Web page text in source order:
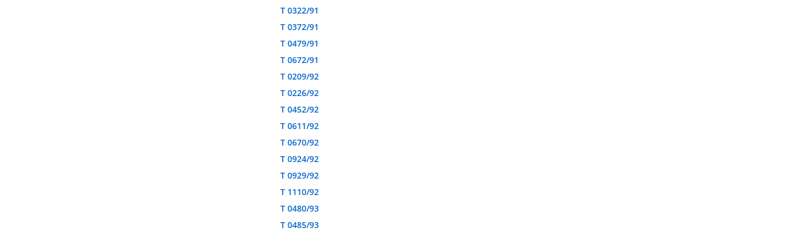
T 0322/91
T 0372/91
T 0479/91
T 0672/91
T 0209/92
T 0226/92
T 0452/92
T 0611/92
T 0670/92
T 0924/92
T 0929/92
T 1110/92
T 0480/93
T 0485/93